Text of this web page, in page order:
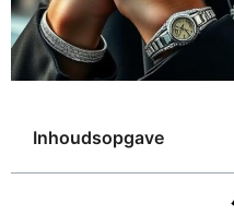
Inhoudsopgave